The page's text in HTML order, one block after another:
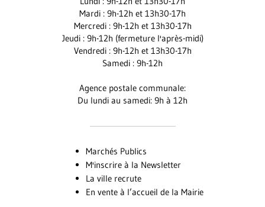
Mardi : 9h-12h et 13h30-17h
Mercredi : 9h-12h et 13h30-17h
Jeudi : 9h-12h (fermeture l'après-midi)
Vendredi : 9h-12h et 13h30-17h
Samedi : 9h-12h
Agence postale communale:
Du lundi au samedi: 9h à 12h
Marchés Publics
M'inscrire à la Newsletter
La ville recrute
En vente à l’accueil de la Mairie